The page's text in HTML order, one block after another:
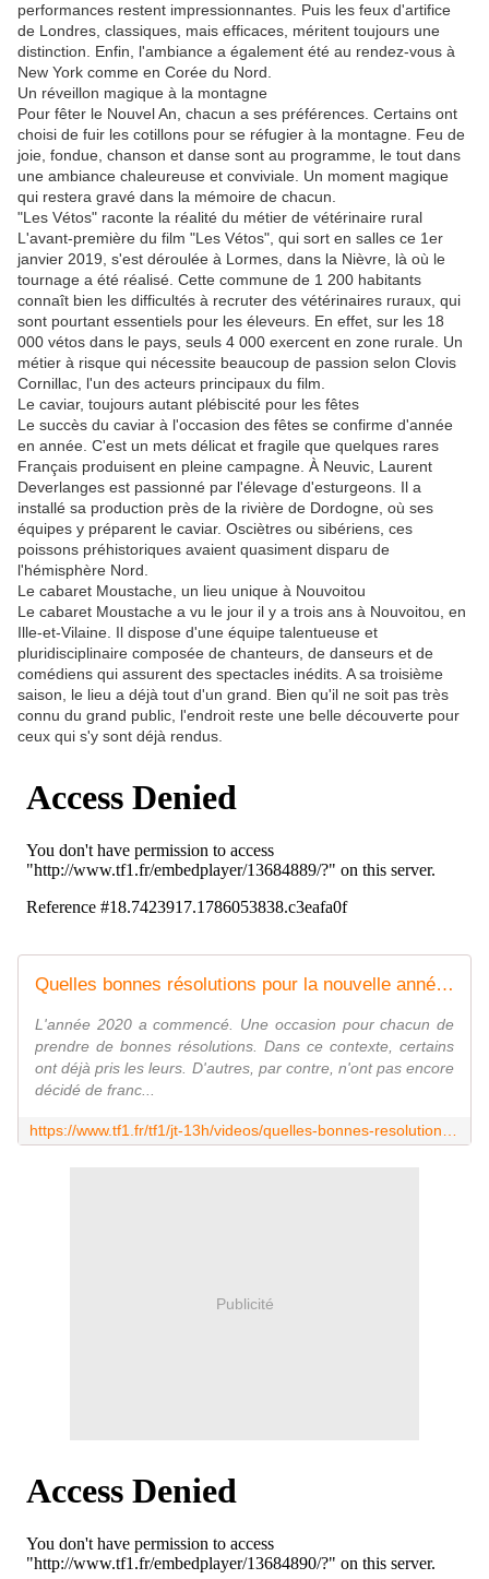
performances restent impressionnantes. Puis les feux d'artifice
de Londres, classiques, mais efficaces, méritent toujours une
distinction. Enfin, l'ambiance a également été au rendez-vous à
New York comme en Corée du Nord.
Un réveillon magique à la montagne
Pour fêter le Nouvel An, chacun a ses préférences. Certains ont
choisi de fuir les cotillons pour se réfugier à la montagne. Feu de
joie, fondue, chanson et danse sont au programme, le tout dans
une ambiance chaleureuse et conviviale. Un moment magique
qui restera gravé dans la mémoire de chacun.
"Les Vétos" raconte la réalité du métier de vétérinaire rural
L'avant-première du film "Les Vétos", qui sort en salles ce 1er
janvier 2019, s'est déroulée à Lormes, dans la Nièvre, là où le
tournage a été réalisé. Cette commune de 1 200 habitants
connaît bien les difficultés à recruter des vétérinaires ruraux, qui
sont pourtant essentiels pour les éleveurs. En effet, sur les 18
000 vétos dans le pays, seuls 4 000 exercent en zone rurale. Un
métier à risque qui nécessite beaucoup de passion selon Clovis
Cornillac, l'un des acteurs principaux du film.
Le caviar, toujours autant plébiscité pour les fêtes
Le succès du caviar à l'occasion des fêtes se confirme d'année
en année. C'est un mets délicat et fragile que quelques rares
Français produisent en pleine campagne. À Neuvic, Laurent
Deverlanges est passionné par l'élevage d'esturgeons. Il a
installé sa production près de la rivière de Dordogne, où ses
équipes y préparent le caviar. Osciètres ou sibériens, ces
poissons préhistoriques avaient quasiment disparu de
l'hémisphère Nord.
Le cabaret Moustache, un lieu unique à Nouvoitou
Le cabaret Moustache a vu le jour il y a trois ans à Nouvoitou, en
Ille-et-Vilaine. Il dispose d'une équipe talentueuse et
pluridisciplinaire composée de chanteurs, de danseurs et de
comédiens qui assurent des spectacles inédits. A sa troisième
saison, le lieu a déjà tout d'un grand. Bien qu'il ne soit pas très
connu du grand public, l'endroit reste une belle découverte pour
ceux qui s'y sont déjà rendus.
Quelles bonnes résolutions pour la nouvelle année ? - Le journal de 13h | TF1
L'année 2020 a commencé. Une occasion pour chacun de
prendre de bonnes résolutions. Dans ce contexte, certains
ont déjà pris les leurs. D'autres, par contre, n'ont pas encore
décidé de franc...
Publicité